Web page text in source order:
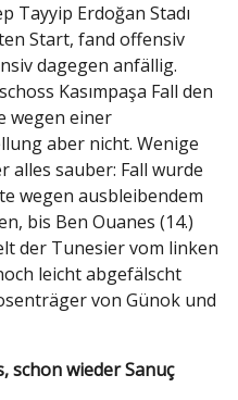
Tayyip Erdoğan Stadı
Start, fand offensiv
dagegen anfällig.
Kasımpaşa Fall den
wegen einer
aber nicht. Wenige
alles sauber: Fall wurde
wegen ausbleibendem
bis Ben Ouanes (14.)
der Tunesier vom linken
leicht abgefälscht
von Günok und
schon wieder Sanuç